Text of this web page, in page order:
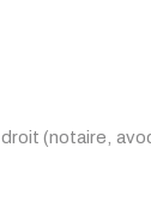
(notaire,